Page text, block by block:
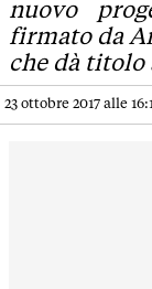
nuovo
firmato da
che dà titolo
23 ottobre 2017 alle